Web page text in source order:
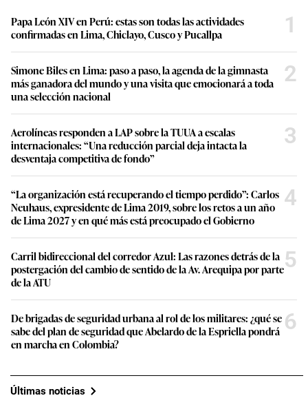
Papa León XIV en Perú: estas son todas las actividades
confirmadas en Lima, Chiclayo, Cusco y Pucallpa
1
Simone Biles en Lima: paso a paso, la agenda de la gimnasta
más ganadora del mundo y una visita que emocionará a toda
una selección nacional
2
Aerolíneas responden a LAP sobre la TUUA a escalas
internacionales: “Una reducción parcial deja intacta la
desventaja competitiva de fondo”
3
“La organización está recuperando el tiempo perdido”: Carlos
Neuhaus, expresidente de Lima 2019, sobre los retos a un año
de Lima 2027 y en qué más está preocupado el Gobierno
4
Carril bidireccional del corredor Azul: Las razones detrás de la
postergación del cambio de sentido de la Av. Arequipa por parte
de la ATU
5
De brigadas de seguridad urbana al rol de los militares: ¿qué se
sabe del plan de seguridad que Abelardo de la Espriella pondrá
en marcha en Colombia?
6
Últimas noticias